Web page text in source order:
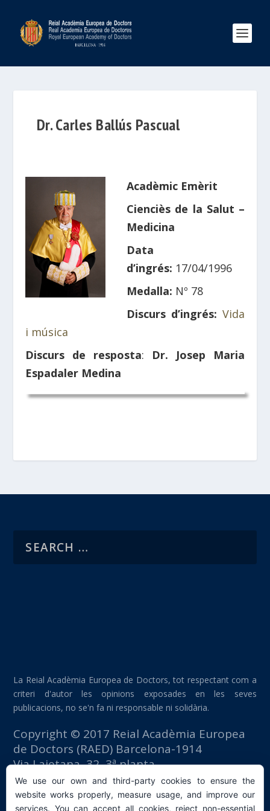
Dr. Carles Ballús Pascual
Acadèmic Emèrit
Cienciès de la Salut –
Medicina
Data
d’ingrés: 17/04/1996
Medalla: Nº 78
Discurs d’ingrés: Vida
i música
Discurs de resposta: Dr. Josep Maria
Espadaler Medina
La Reial Acadèmia Europea de Doctors, tot respectant com a
criteri d'autor les opinions exposades en les seves
publicacions, no se'n fa ni responsable ni solidària.
Copyright © 2017 Reial Acadèmia Europea
de Doctors (RAED) Barcelona-1914
Via Laietana, 32, 3ª planta
Edifici Foment del Treball
08003 Barcelona (España)
We use our own and third-party cookies to ensure the
website works properly, measure usage, and improve our
services. You can accept all cookies, reject non-essential